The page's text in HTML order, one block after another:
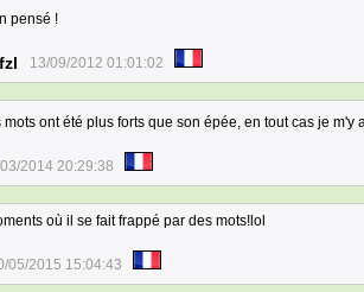
pensé !
13/09/2012 01:01:02
mots ont été plus forts que son épée, en tout cas je m'y
2014 20:29:38
où il se fait frappé par des mots!lol
05/2015 15:04:43